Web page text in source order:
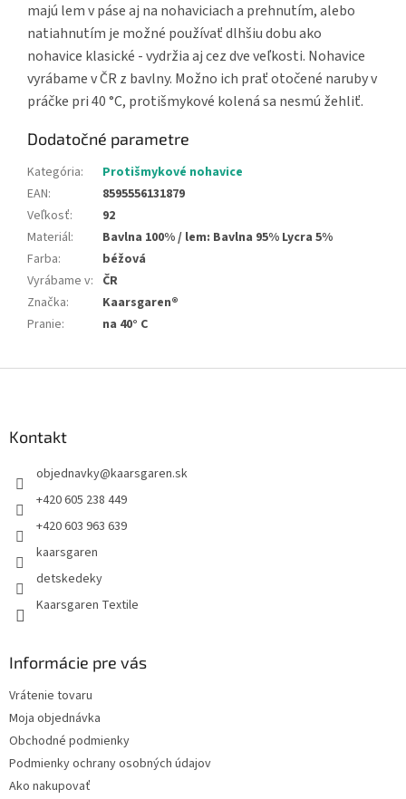
majú lem v páse aj na nohaviciach a prehnutím, alebo
natiahnutím je možné používať dlhšiu dobu ako
nohavice klasické - vydržia aj cez dve veľkosti. Nohavice
vyrábame v ČR z bavlny. Možno ich prať otočené naruby v
práčke pri 40 °C, protišmykové kolená sa nesmú žehliť.
Dodatočné parametre
Kategória:
Protišmykové nohavice
EAN:
8595556131879
Veľkosť:
92
Materiál:
Bavlna 100% / lem: Bavlna 95% Lycra 5%
Farba:
béžová
Vyrábame v: ČR
Značka:
Kaarsgaren®
Pranie: na 40° C
Kontakt
objednavky@kaarsgaren.sk
+420 605 238 449
+420 603 963 639
kaarsgaren
detskedeky
Kaarsgaren Textile
Informácie pre vás
Vrátenie tovaru
Moja objednávka
Obchodné podmienky
Podmienky ochrany osobných údajov
Ako nakupovať